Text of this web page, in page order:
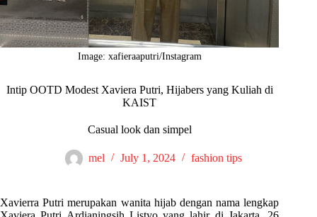
Image: xafieraaputri/Instagram
Intip OOTD Modest Xaviera Putri, Hijabers yang Kuliah di
KAIST
Casual look dan simpel
mel July 1, 2024 fashion tips
Xavierra Putri merupakan wanita hijab dengan nama lengkap